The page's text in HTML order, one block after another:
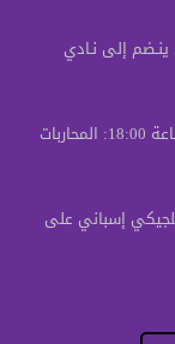
إلى نـادي
ربع نهائي “كان 2026”، الجزائر- كوت ديفوار، على الساعة 18:00: المحاربات
إسباني على